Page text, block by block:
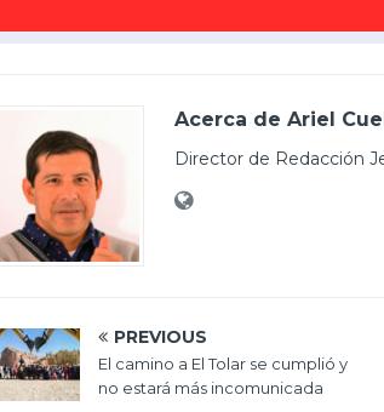
Acerca de Ariel
Director de Redacción
PREVIOUS
El camino a El Tolar se cumplió y
no estará más incomunicada